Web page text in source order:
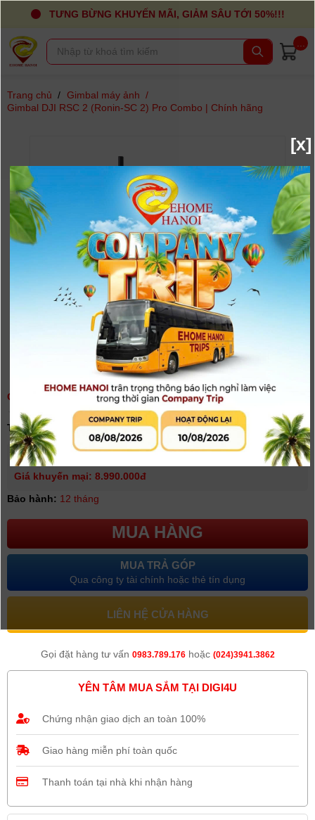
TƯNG BỪNG KHUYẾN MÃI, GIẢM SÂU TỚI 50%!!!
Trang chủ / Gimbal máy ảnh /
Gimbal DJI RSC 2 (Ronin-SC 2) Pro Combo | Chính hãng
GIMBAL DJI RSC 2 (RONIN-SC 2) PRO COMBO | CHÍNH HÃNG
(0người đánh giá)
Tình trạng:
Có hàng
Giá niêm yết:
Giá khuyến mại: 8.990.000đ
Bảo hành: 12 tháng
MUA HÀNG
MUA TRẢ GÓP
Qua công ty tài chính hoặc thẻ tín dụng
LIÊN HỆ CỬA HÀNG
Gọi đặt hàng tư vấn 0983.789.176hoặc (024)3941.3862
YÊN TÂM MUA SẮM TẠI DIGI4U
Chứng nhận giao dịch an toàn 100%
Giao hàng miễn phí toàn quốc
Thanh toán tại nhà khi nhận hàng
[x]